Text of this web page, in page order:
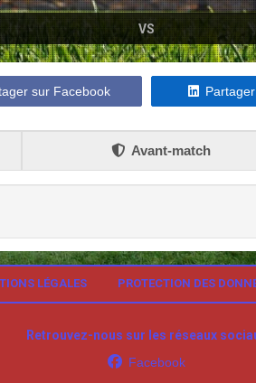
VS
sur Facebook
Avant-match
LÉGALES PROTECTION DES
Retrouvez-nous sur les réseaux
Facebook